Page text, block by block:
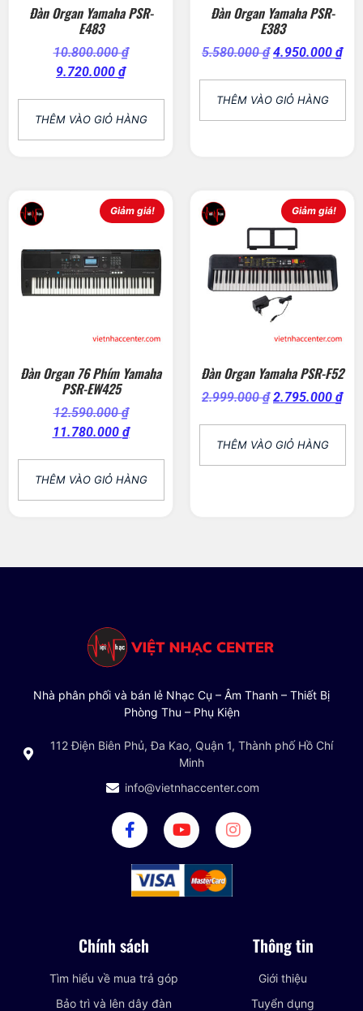
Đàn Organ Yamaha PSR-
E483
10.800.000₫
9.720.000 ₫
THÊM VÀO GIỎ HÀNG
Đàn Organ Yamaha PSR-
E383
5.580.000₫ 4.950.000 ₫
THÊM VÀO GIỎ HÀNG
Giảm giá!
Đàn Organ 76 Phím Yamaha
PSR-EW425
12.590.000₫
11.780.000 ₫
THÊM VÀO GIỎ HÀNG
Giảm giá!
Đàn Organ Yamaha PSR-F52
2.999.000₫ 2.795.000 ₫
THÊM VÀO GIỎ HÀNG
Nhà phân phối và bán lẻ Nhạc Cụ – Âm Thanh – Thiết Bị
Phòng Thu – Phụ Kiện
112 Điện Biên Phủ, Đa Kao, Quận 1, Thành phố Hồ Chí
Minh
info@vietnhaccenter.com
Chính sách
Tìm hiểu về mua trả góp
Bảo trì và lên dây đàn
Thông tin
Giới thiệu
Tuyển dụng